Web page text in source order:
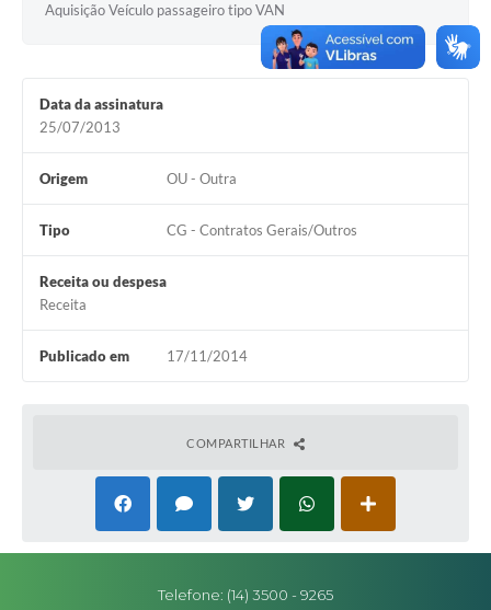
Serviços Online
Diário Oficial
A Nossa Cidade
Aquisição Veículo passageiro tipo VAN
Data da assinatura
25/07/2013
Origem OU - Outra
Tipo CG - Contratos Gerais/Outros
Receita ou despesa
Receita
Publicado em 17/11/2014
COMPARTILHAR
Telefone: (14) 3500 - 9265